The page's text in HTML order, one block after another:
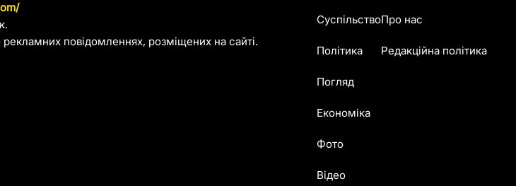
повідомленнях, розміщених на сайті.
Суспільство
Політика
Погляд
Економіка
Фото
Відео
Про нас
Редакційна політика